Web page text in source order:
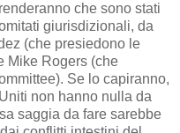
che sono stati
giurisdizionali, da
(che presiedono le
Mike Rogers (che
Se lo capiranno,
non hanno nulla da
saggia da fare sarebbe